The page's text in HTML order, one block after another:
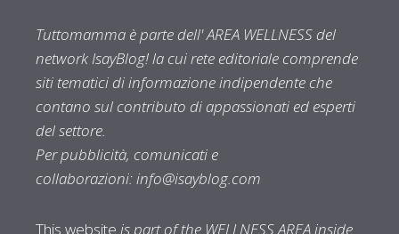
Tuttomamma è parte dell' AREA WELLNESS del
network IsayBlog! la cui rete editoriale comprende
siti tematici di informazione indipendente che
contano sul contributo di appassionati ed esperti
del settore.
Per pubblicità, comunicati e
collaborazioni:info@isayblog.com
This website is part of the WELLNESS AREA inside